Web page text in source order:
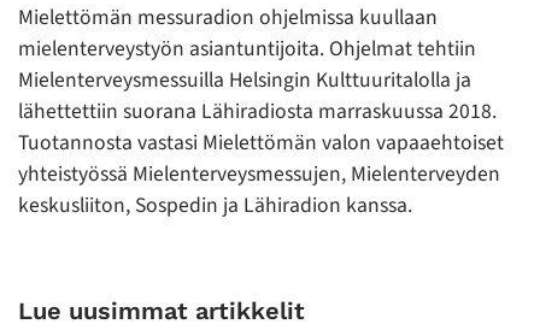
Mielettömän messuradion ohjelmissa kuullaan
mielenterveystyön asiantuntijoita. Ohjelmat tehtiin
Mielenterveysmessuilla Helsingin Kulttuuritalolla ja
lähettettiin suorana Lähiradiosta marraskuussa 2018.
Tuotannosta vastasi Mielettömän valon vapaaehtoiset
yhteistyössä Mielenterveysmessujen, Mielenterveyden
keskusliiton, Sospedin ja Lähiradion kanssa.
Lue uusimmat artikkelit